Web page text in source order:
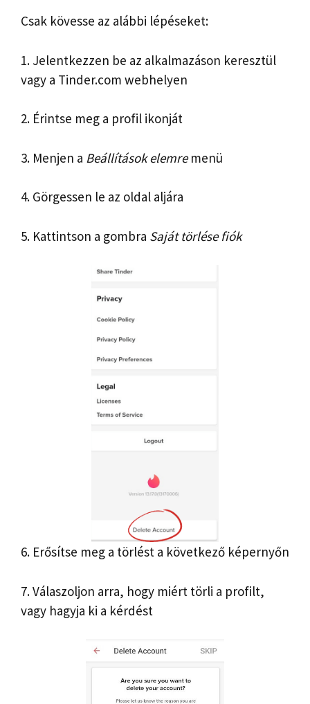
Csak kövesse az alábbi lépéseket:
1. Jelentkezzen be az alkalmazáson keresztül
vagy a Tinder.com webhelyen
2. Érintse meg a profil ikonját
3. Menjen a Beállítások elemre menü
4. Görgessen le az oldal aljára
5. Kattintson a gombra Saját törlésefiók
6. Erősítse meg a törlést a következő képernyőn
7. Válaszoljon arra, hogy miért törli a profilt,
vagy hagyja ki a kérdést